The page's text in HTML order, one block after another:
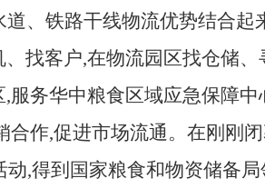
、铁路干线物流优势结合起
找客户,在物流园区找仓储、
务华中粮食区域应急保障中
作,促进市场流通。在刚刚
动,得到国家粮食和物资储备